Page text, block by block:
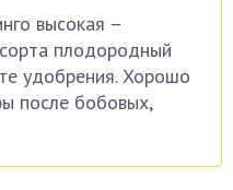
высокая –
плодородный
удобрения. Хорошо
после бобовых,